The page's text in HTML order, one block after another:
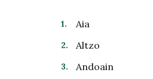
Aia
Altzo
Andoain